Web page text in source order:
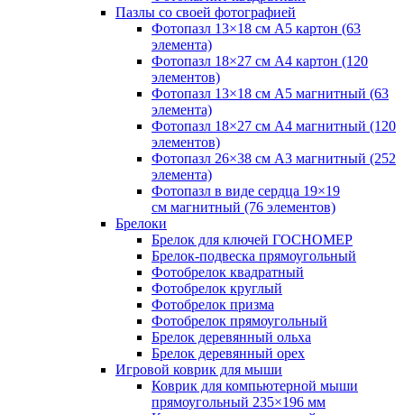
Пазлы со своей фотографией
Фотопазл 13×18 см А5 картон (63
элемента)
Фотопазл 18×27 см А4 картон (120
элементов)
Фотопазл 13×18 см А5 магнитный (63
элемента)
Фотопазл 18×27 см А4 магнитный (120
элементов)
Фотопазл 26×38 см А3 магнитный (252
элемента)
Фотопазл в виде сердца 19×19
см магнитный (76 элементов)
Брелоки
Брелок для ключей ГОСНОМЕР
Брелок-подвеска прямоугольный
Фотобрелок квадратный
Фотобрелок круглый
Фотобрелок призма
Фотобрелок прямоугольный
Брелок деревянный ольха
Брелок деревянный орех
Игровой коврик для мыши
Коврик для компьютерной мыши
прямоугольный 235×196 мм